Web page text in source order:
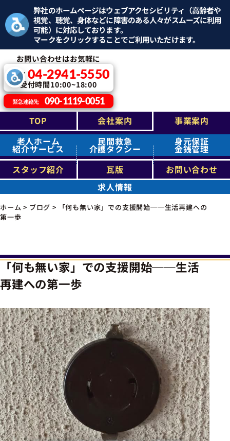
弊社のホームページはウェブアクセシビリティ（高齢者や
視覚、聴覚、身体などに障害のある人々がスムーズに利用
可能）に対応しております。
マークをクリックすることでご利用いただけます。
お問い合わせはお気軽に
TEL：04-2941-5550
受付時間10:00~18:00
緊急連絡先 090-1119-0051
TOP 会社案内
事業案内
老人ホーム
紹介サービス
民間救急
介護タクシー
身元保証
金銭管理
スタッフ紹介
瓦版
お問い合わせ
求人情報
ホーム > ブログ >
「何も無い家」での支援開始──生活再建への
第一歩
「何も無い家」での支援開始──生活
再建への第一歩